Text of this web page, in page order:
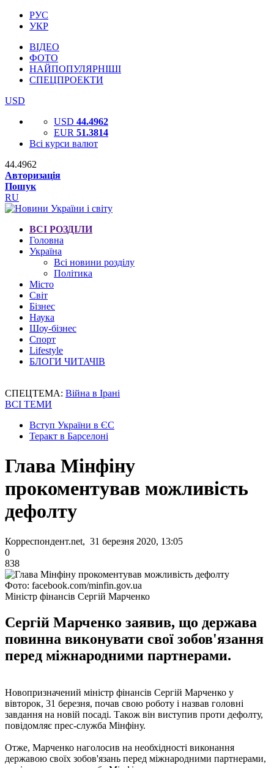
РУС
УКР
ВІДЕО
ФОТО
НАЙПОПУЛЯРНІШІ
СПЕЦПРОЕКТИ
USD
USD 44.4962
EUR 51.3814
Всі курси валют
44.4962
Авторизація
Пошук
RU
ВСІ РОЗДІЛИ
Головна
Україна
Всі новини розділу
Політика
Місто
Світ
Бізнес
Наука
Шоу-бізнес
Спорт
Lifestyle
БЛОГИ ЧИТАЧІВ
СПЕЦТЕМА: Війна в Ірані
ВСІ ТЕМИ
Вступ України в ЄС
Теракт в Барселоні
Глава Мінфіну
прокоментував можливість
дефолту
Корреспондент.net, 31 березня 2020, 13:05
0
838
Фото: facebook.com/minfin.gov.ua
Міністр фінансів Сергій Марченко
Сергій Марченко заявив, що держава
повинна виконувати свої зобов'язання
перед міжнародними партнерами.
Новопризначений міністр фінансів Сергій Марченко у
вівторок, 31 березня, почав свою роботу і назвав головні
завдання на новій посаді. Також він виступив проти дефолту,
повідомляє прес-служба Мінфіну.
Отже, Марченко наголосив на необхідності виконання
державою своїх зобов'язань перед міжнародними партнерами,